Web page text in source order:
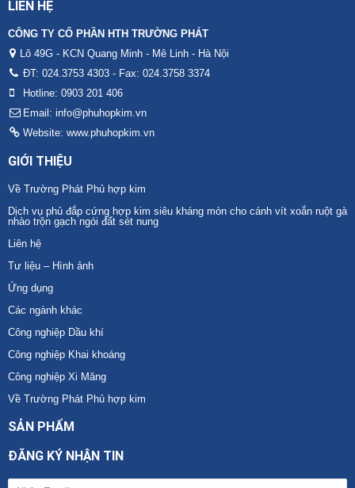
LIÊN HỆ
CÔNG TY CỔ PHẦN HTH TRƯỜNG PHÁT
Lô 49G - KCN Quang Minh - Mê Linh - Hà Nội
ĐT: 024.3753 4303 - Fax: 024.3758 3374
Hotline: 0903 201 406
Email: info@phuhopkim.vn
Website: www.phuhopkim.vn
GIỚI THIỆU
Về Trường Phát Phủ hợp kim
Dịch vụ phủ đắp cứng hợp kim siêu kháng mòn cho cánh vít xoắn ruột gà
nhào trộn gạch ngói đất sét nung
Liên hệ
Tư liệu – Hình ảnh
Ứng dụng
Các ngành khác
Công nghiệp Dầu khí
Công nghiệp Khai khoáng
Công nghiệp Xi Măng
Về Trường Phát Phủ hợp kim
SẢN PHẨM
ĐĂNG KÝ NHẬN TIN